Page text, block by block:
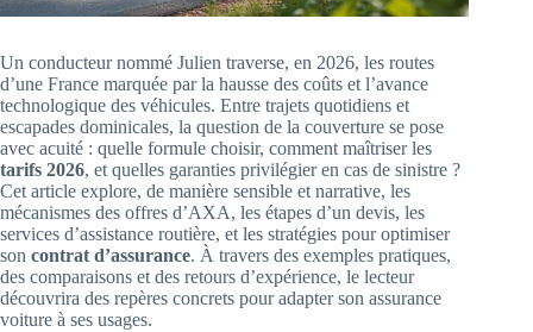
Un conducteur nommé Julien traverse, en 2026, les routes
d’une France marquée par la hausse des coûts et l’avance
technologique des véhicules. Entre trajets quotidiens et
escapades dominicales, la question de la couverture se pose
avec acuité : quelle formule choisir, comment maîtriser les
tarifs 2026, et quelles garanties privilégier en cas de sinistre ?
Cet article explore, de manière sensible et narrative, les
mécanismes des offres d’AXA, les étapes d’un devis, les
services d’assistance routière, et les stratégies pour optimiser
son contrat d’assurance. À travers des exemples pratiques,
des comparaisons et des retours d’expérience, le lecteur
découvrira des repères concrets pour adapter son assurance
voiture à ses usages.